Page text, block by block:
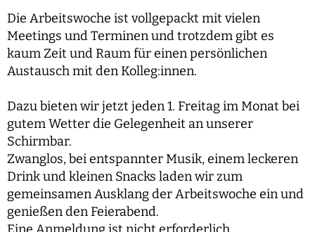
Die Arbeitswoche ist vollgepackt mit vielen
Meetings und Terminen und trotzdem gibt es
kaum Zeit und Raum für einen persönlichen
Austausch mit den Kolleg:innen.
Dazu bieten wir jetzt jeden 1. Freitag im Monat bei
gutem Wetter die Gelegenheit an unserer
Schirmbar.
Zwanglos, bei entspannter Musik, einem leckeren
Drink und kleinen Snacks laden wir zum
gemeinsamen Ausklang der Arbeitswoche ein und
genießen den Feierabend.